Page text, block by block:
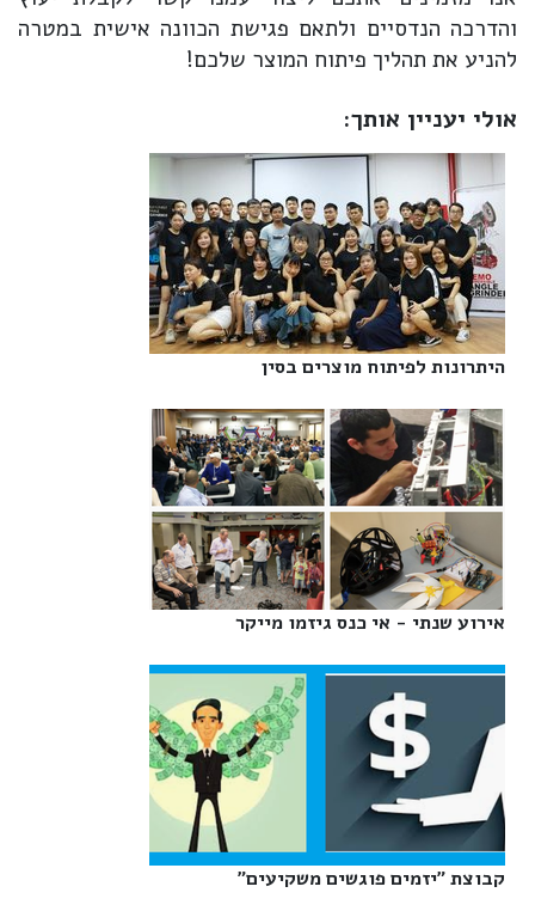
והדרכה הנדסיים ולתאם פגישת הכוונה אישית במטרה
להניע את תהליך פיתוח המוצר שלכם!
אולי יעניין אותך:
היתרונות לפיתוח מוצרים בסין‎
אירוע שנתי - אי כנס גיזמו מייקר‎
קבוצת "יזמים פוגשים משקיעים"‎